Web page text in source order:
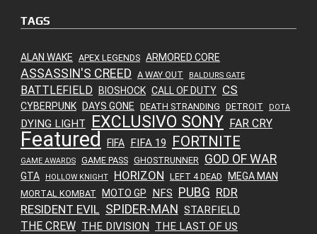
TAGS
ALAN WAKE APEX LEGENDS ARMORED CORE
ASSASSIN'S CREED A WAY OUT BALDURS GATE
BATTLEFIELD BIOSHOCK CALL OF DUTY CS
CYBERPUNK DAYS GONE DEATH STRANDING DETROIT DOTA
DYING LIGHT EXCLUSIVO SONY FAR CRY
Featured FIFA FIFA 19 FORTNITE
GAME AWARDS GAME PASS GHOSTRUNNER GOD OF WAR
GTA HOLLOW KNIGHT HORIZON LEFT 4 DEAD MEGA MAN
MORTAL KOMBAT MOTO GP NFS PUBG RDR
RESIDENT EVIL SPIDER-MAN STARFIELD
THE CREW THE DIVISION THE LAST OF US